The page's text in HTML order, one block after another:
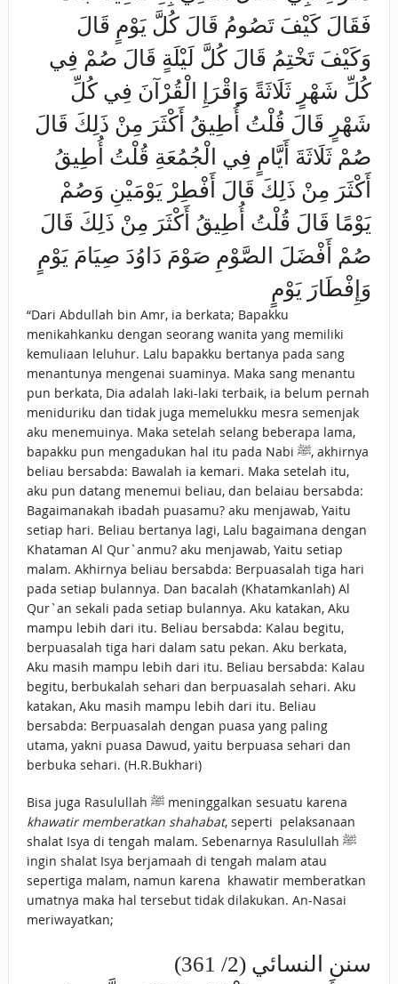
فَقَالَ كَيْفَ تَصُومُ قَالَ كُلَّ يَوْمٍ قَالَ
وَكَيْفَ تَخْتِمُ قَالَ كُلَّ لَيْلَةٍ قَالَ صُمْ فِي
كُلِّ شَهْرٍ ثَلَاثَةً وَاقْرَإِ الْقُرْآنَ فِي كُلِّ
شَهْرٍ قَالَ قُلْتُ أُطِيقُ أَكْثَرَ مِنْ ذَلِكَ قَالَ
صُمْ ثَلَاثَةَ أَيَّامٍ فِي الْجُمُعَةِ قُلْتُ أُطِيقُ
أَكْثَرَ مِنْ ذَلِكَ قَالَ أَفْطِرْ يَوْمَيْنِ وَصُمْ
يَوْمًا قَالَ قُلْتُ أُطِيقُ أَكْثَرَ مِنْ ذَلِكَ قَالَ
صُمْ أَفْضَلَ الصَّوْمِ صَوْمَ دَاوُدَ صِيَامَ يَوْمٍ
وَإِفْطَارَ يَوْمٍ
“Dari Abdullah bin Amr, ia berkata; Bapakku
menikahkanku dengan seorang wanita yang memiliki
kemuliaan leluhur. Lalu bapakku bertanya pada sang
menantunya mengenai suaminya. Maka sang menantu
pun berkata, Dia adalah laki-laki terbaik, ia belum pernah
meniduriku dan tidak juga memelukku mesra semenjak
aku menemuinya. Maka setelah selang beberapa lama,
bapakku pun mengadukan hal itu pada Nabi ﷺ, akhirnya
beliau bersabda: Bawalah ia kemari. Maka setelah itu,
aku pun datang menemui beliau, dan belaiau bersabda:
Bagaimanakah ibadah puasamu? aku menjawab, Yaitu
setiap hari. Beliau bertanya lagi, Lalu bagaimana dengan
Khataman Al Qur`anmu? aku menjawab, Yaitu setiap
malam. Akhirnya beliau bersabda: Berpuasalah tiga hari
pada setiap bulannya. Dan bacalah (Khatamkanlah) Al
Qur`an sekali pada setiap bulannya. Aku katakan, Aku
mampu lebih dari itu. Beliau bersabda: Kalau begitu,
berpuasalah tiga hari dalam satu pekan. Aku berkata,
Aku masih mampu lebih dari itu. Beliau bersabda: Kalau
begitu, berbukalah sehari dan berpuasalah sehari. Aku
katakan, Aku masih mampu lebih dari itu. Beliau
bersabda: Berpuasalah dengan puasa yang paling
utama, yakni puasa Dawud, yaitu berpuasa sehari dan
berbuka sehari. (H.R.Bukhari)
Bisa juga Rasulullah ﷺ meninggalkan sesuatu karena
khawatir memberatkan shahabat, seperti pelaksanaan
shalat Isya di tengah malam. Sebenarnya Rasulullah ﷺ
ingin shalat Isya berjamaah di tengah malam atau
sepertiga malam, namun karena khawatir memberatkan
umatnya maka hal tersebut tidak dilakukan. An-Nasai
meriwayatkan;
سنن النسائي (2/ 361)